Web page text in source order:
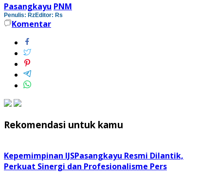
Pasangkayu PNM
Penulis: RzEditor: Rs
Komentar
Rekomendasi untuk kamu
Kepemimpinan IJSPasangkayu Resmi Dilantik,
Perkuat Sinergi dan Profesionalisme Pers